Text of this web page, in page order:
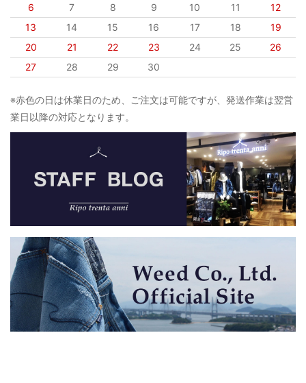
6
7 8 9 10 11
12
13
14 15 16 17 18
19
20
21 22 23 24 25
26
27
28 29 30
※赤色の日は休業日のため、ご注文は可能ですが、発送作業は翌営
業日以降の対応となります。